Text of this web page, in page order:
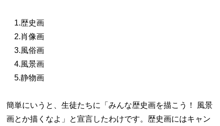
1.歴史画
2.肖像画
3.風俗画
4.風景画
5.静物画
簡単にいうと、生徒たちに「みんな歴史画を描こう！ 風景
画とか描くなよ」と宣言したわけです。歴史画にはキャン